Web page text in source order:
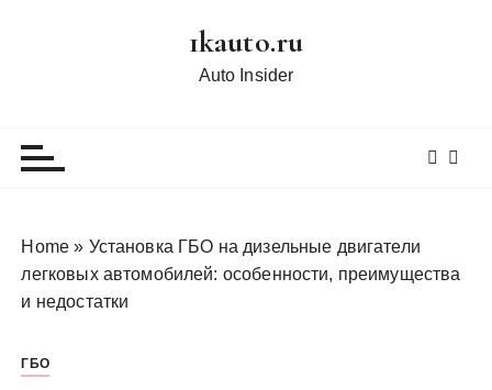
1kauto.ru
Auto Insider
Home » Установка ГБО на дизельные двигатели
легковых автомобилей: особенности, преимущества
и недостатки
ГБО